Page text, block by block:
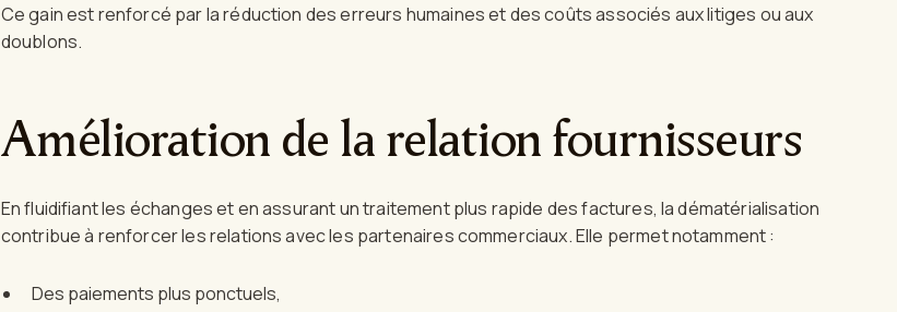
Ce gain est renforcé par la réduction des erreurs humaines et des coûts associés aux litiges ou aux
doublons.
Amélioration de la relation fournisseurs
En fluidifiant les échanges et en assurant un traitement plus rapide des factures, la dématérialisation
contribue à renforcer les relations avec les partenaires commerciaux. Elle permet notamment :
Des paiements plus ponctuels,